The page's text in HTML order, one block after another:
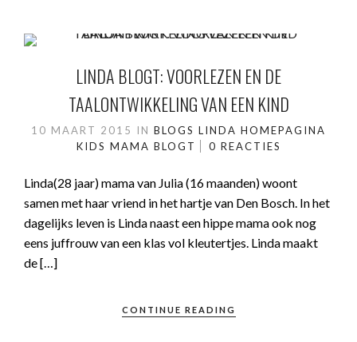
LINDA BLOGT: VOORLEZEN EN DE
TAALONTWIKKELING VAN EEN KIND
10 MAART 2015 IN BLOGS LINDA HOMEPAGINA
KIDS MAMA BLOGT 0 REACTIES
Linda(28 jaar) mama van Julia (16 maanden) woont
samen met haar vriend in het hartje van Den Bosch. In het
dagelijks leven is Linda naast een hippe mama ook nog
eens juffrouw van een klas vol kleutertjes. Linda maakt
de […]
CONTINUE READING